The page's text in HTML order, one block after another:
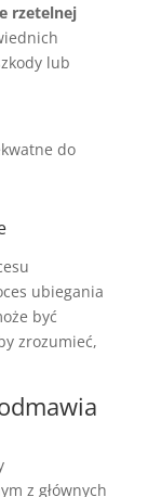
rzetelnej
lub
do
ubiegania
być
zrozumieć,
z głównych